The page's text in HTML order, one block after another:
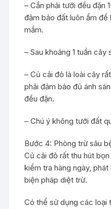
– Cần phải tưới đều đặn
đảm bảo đất luôn ẩm
mầm.
– Sau khoảng 1 tuần cây
– Củ cải đỏ là loài cây
phải đảm bảo đủ ánh
đều đặn.
– Chú ý không tưới đất
Bước 4: Phòng trừ sâu
Củ cải đỏ rất thu hút
kiểm tra hàng ngày,
biện pháp diệt trừ.
Có thể sử dụng các loại